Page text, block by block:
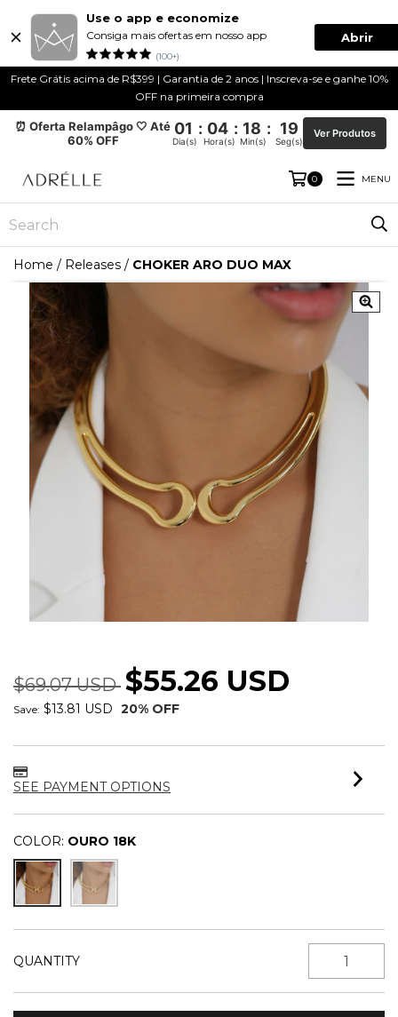
Use o app e economize
Consiga mais ofertas em nosso app
(100+)
Abrir
Frete Grátis acima de R$399 | Garantia de 2 anos | Inscreva-se e ganhe 10%
OFF na primeira compra
⏰ Oferta Relampâgo 🤍 Até
60% OFF
01 : 04 : 18 : 19
Dia(s) Hora(s) Min(s) Seg(s)
Ver Produtos
0 MENU
Home / Releases / CHOKER ARO DUO MAX
$69.07 USD $55.26 USD
Save: $13.81 USD 20% OFF
SEE PAYMENT OPTIONS
COLOR: OURO 18K
QUANTITY